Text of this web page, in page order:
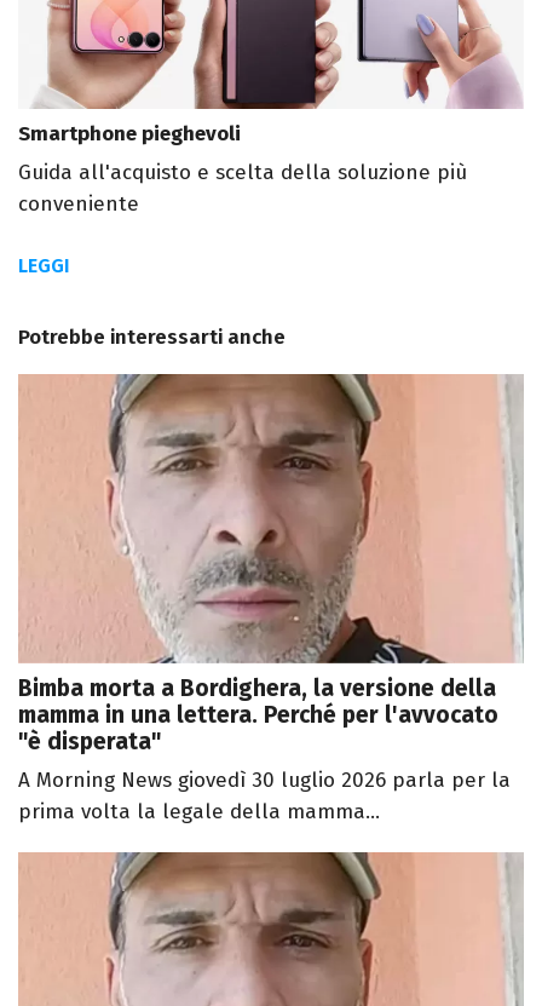
Smartphone pieghevoli
Guida all'acquisto e scelta della soluzione più
conveniente
LEGGI
Potrebbe interessarti anche
Bimba morta a Bordighera, la versione della
mamma in una lettera. Perché per l'avvocato
"è disperata"
A Morning News giovedì 30 luglio 2026 parla per la
prima volta la legale della mamma...